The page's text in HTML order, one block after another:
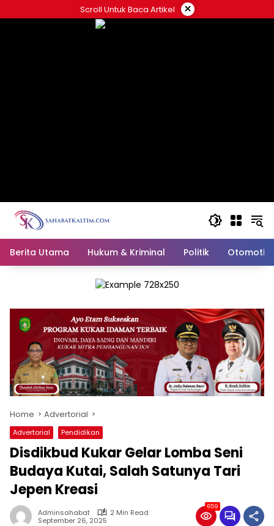
to
Scroll Untuk Baca Artikel ×
Berita Utama Hukum & Kriminal Politik Otomotif
Home Advertorial
Advertorial Pendidikan
Disdikbud Kukar Gelar Lomba Seni
Budaya Kutai, Salah Satunya Tari
Jepen Kreasi
Adminsahabat
2 Min Read
September 26, 2025
659